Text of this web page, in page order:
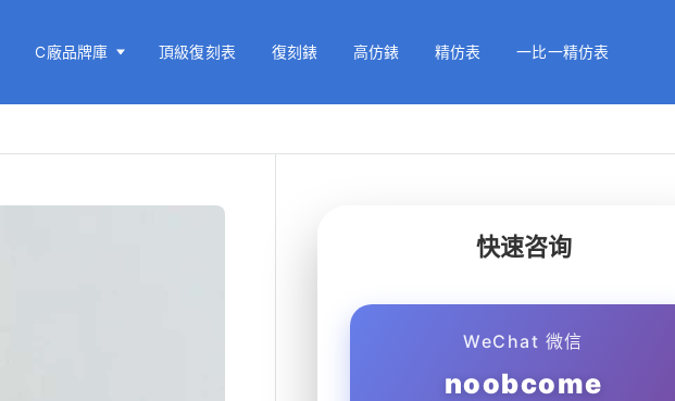
C廠品牌庫 頂級復刻表 復刻錶 高仿錶 精仿表 一比一精仿表
快速咨询
WeChat 微信
noobcome